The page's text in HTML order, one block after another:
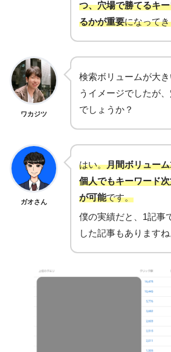
つ、穴場で勝てるキ
るかが重要になって
ワカジツ
検索ボリュームが大
うイメージでしたが
でしょうか？
ガオさん
はい。月間ボリュー
個人でもキーワード
が可能です。
僕の実績だと、1記事
した記事もありますね